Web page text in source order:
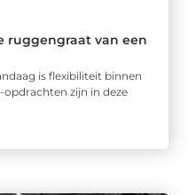
ruggengraat van een
is flexibiliteit binnen
zijn in deze